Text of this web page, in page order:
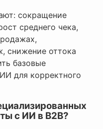
сокращение
среднего чека,
снижение оттока
базовые
для корректного
с ИИ в B2B?